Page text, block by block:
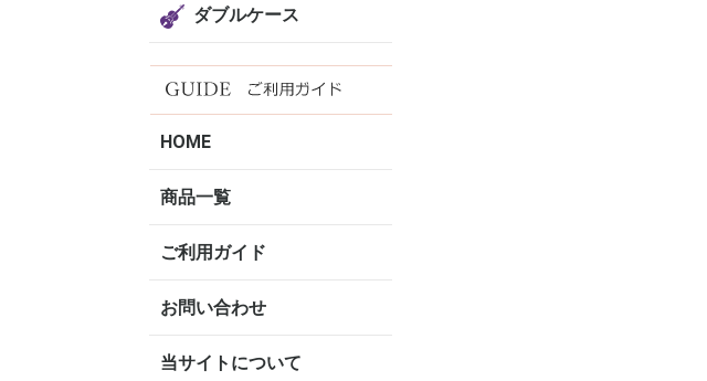
ダブルケース
HOME
商品一覧
ご利用ガイド
お問い合わせ
当サイトについて